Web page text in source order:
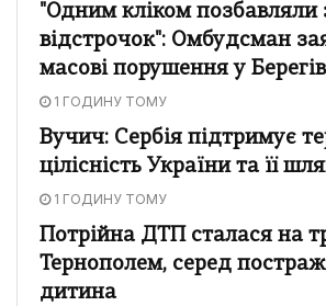
"Одним кліком позбавляли
відстрочок": Омбудсман
масові порушення у
1 ГОДИНУ ТОМУ
Вучич: Сербія підтримує
цілісність України та її
1 ГОДИНУ ТОМУ
Потрійна ДТП сталася на
Тернополем, серед
дитина